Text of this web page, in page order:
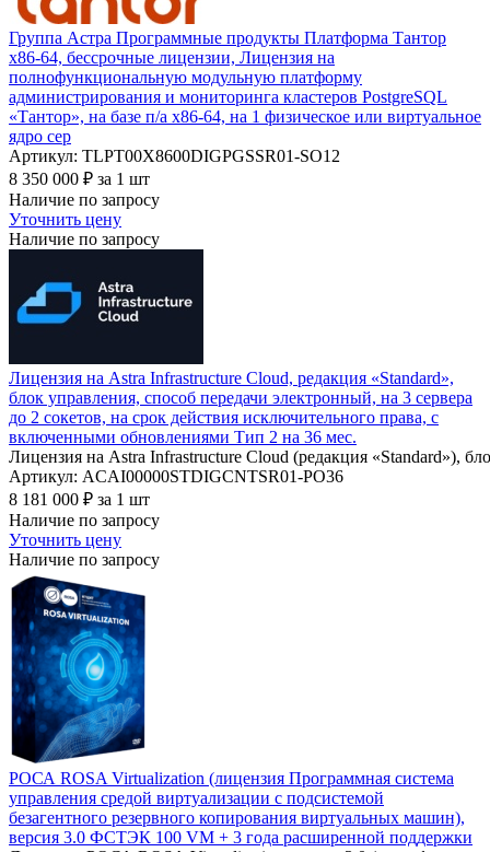
Группа Астра Программные продукты Платформа Тантор
х86-64, бессрочные лицензии, Лицензия на
полнофункциональную модульную платформу
администрирования и мониторинга кластеров PostgreSQL
«Тантор», на базе п/а х86-64, на 1 физическое или виртуальное
ядро сер
Артикул: TLPT00Х8600DIGPGSSR01-SO12
8 350 000 ₽ за 1 шт
Наличие по запросу
Уточнить цену
Наличие по запросу
Лицензия на Astra Infrastructure Cloud, редакция «Standard»,
блок управления, способ передачи электронный, на 3 сервера
до 2 сокетов, на срок действия исключительного права, с
включенными обновлениями Тип 2 на 36 мес.
Лицензия на Astra Infrastructure Cloud (редакция «Standard»),
Артикул: ACAI00000STDIGCNTSR01-PO36
8 181 000 ₽ за 1 шт
Наличие по запросу
Уточнить цену
Наличие по запросу
РОСА ROSA Virtualization (лицензия Программная система
управления средой виртуализации с подсистемой
безагентного резервного копирования виртуальных машин),
версия 3.0 ФСТЭК 100 VM + 3 года расширенной поддержки